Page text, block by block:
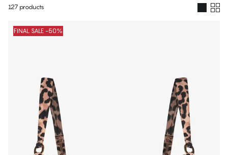
127 products
FINAL SALE -50%